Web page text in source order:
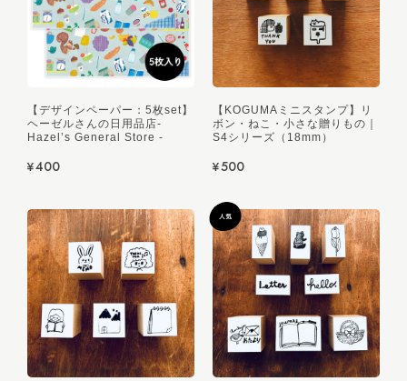
【デザインペーパー：5枚set】
ヘーゼルさんの日用品店-
Hazel’s General Store -
¥400
【KOGUMAミニスタンプ】リ
ボン・ねこ・小さな贈りもの｜
S4シリーズ（18mm）
¥500